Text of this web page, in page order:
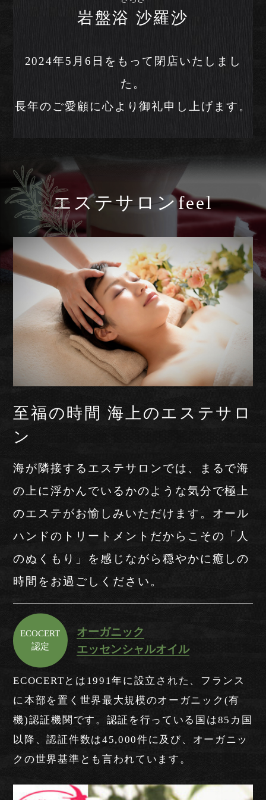
岩盤浴 沙羅沙
2024年5月6日をもって閉店いたしまし
た。
長年のご愛顧に心より御礼申し上げます。
エステサロンfeel
至福の時間 海上のエステサロ
ン
海が隣接するエステサロンでは、まるで海
の上に浮かんでいるかのような気分で極上
のエステがお愉しみいただけます。オール
ハンドのトリートメントだからこその「人
のぬくもり」を感じながら穏やかに癒しの
時間をお過ごしください。
ECOCERT
認定
オーガニック
エッセンシャルオイル
ECOCERTとは1991年に設立された、フランス
に本部を置く世界最大規模のオーガニック(有
機)認証機関です。認証を行っている国は85カ国
以降、認証件数は45,000件に及び、オーガニッ
クの世界基準とも言われています。